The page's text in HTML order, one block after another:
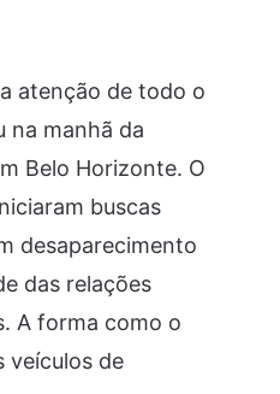
atenção de todo o
na manhã da
Belo Horizonte. O
buscas
desaparecimento
das relações
A forma como o
veículos de